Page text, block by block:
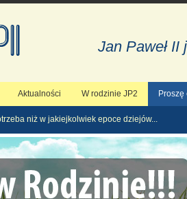
Jan Paweł
Aktualności W rodzinie JP2 Proszę
niż w jakiejkolwiek epoce dziejów...